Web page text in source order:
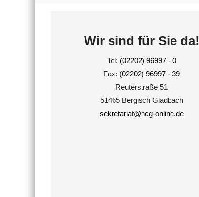
Wir sind für Sie da!
Tel: (02202) 96997 - 0
Fax: (02202) 96997 - 39
Reuterstraße 51
51465 Bergisch Gladbach
sekretariat@ncg-online.de